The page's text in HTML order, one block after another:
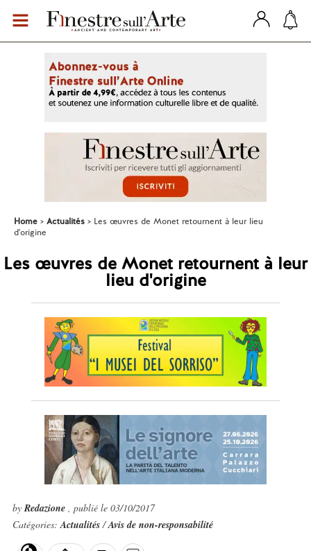
Home Actualités
Les œuvres de Monet retournent à leur lieu
d'origine
Les œuvres de Monet retournent à leur
lieu d'origine
byRedazione , publié le 03/10/2017
Catégories:Actualités/Avis de non-responsabilité